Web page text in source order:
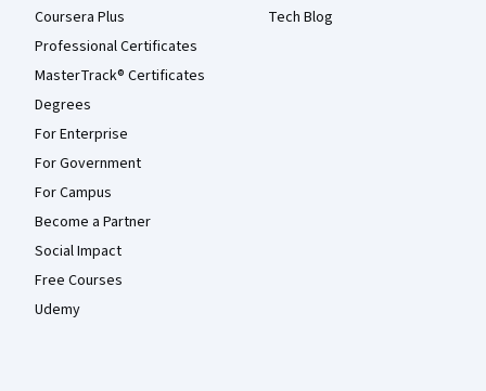
Coursera Plus
Professional Certificates
MasterTrack® Certificates
Degrees
For Enterprise
For Government
For Campus
Become a Partner
Social Impact
Free Courses
Udemy
Tech Blog